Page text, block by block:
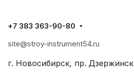
+7 383 363-90-80
site@stroy-instrument54.ru
г. Новосибирск, пр.